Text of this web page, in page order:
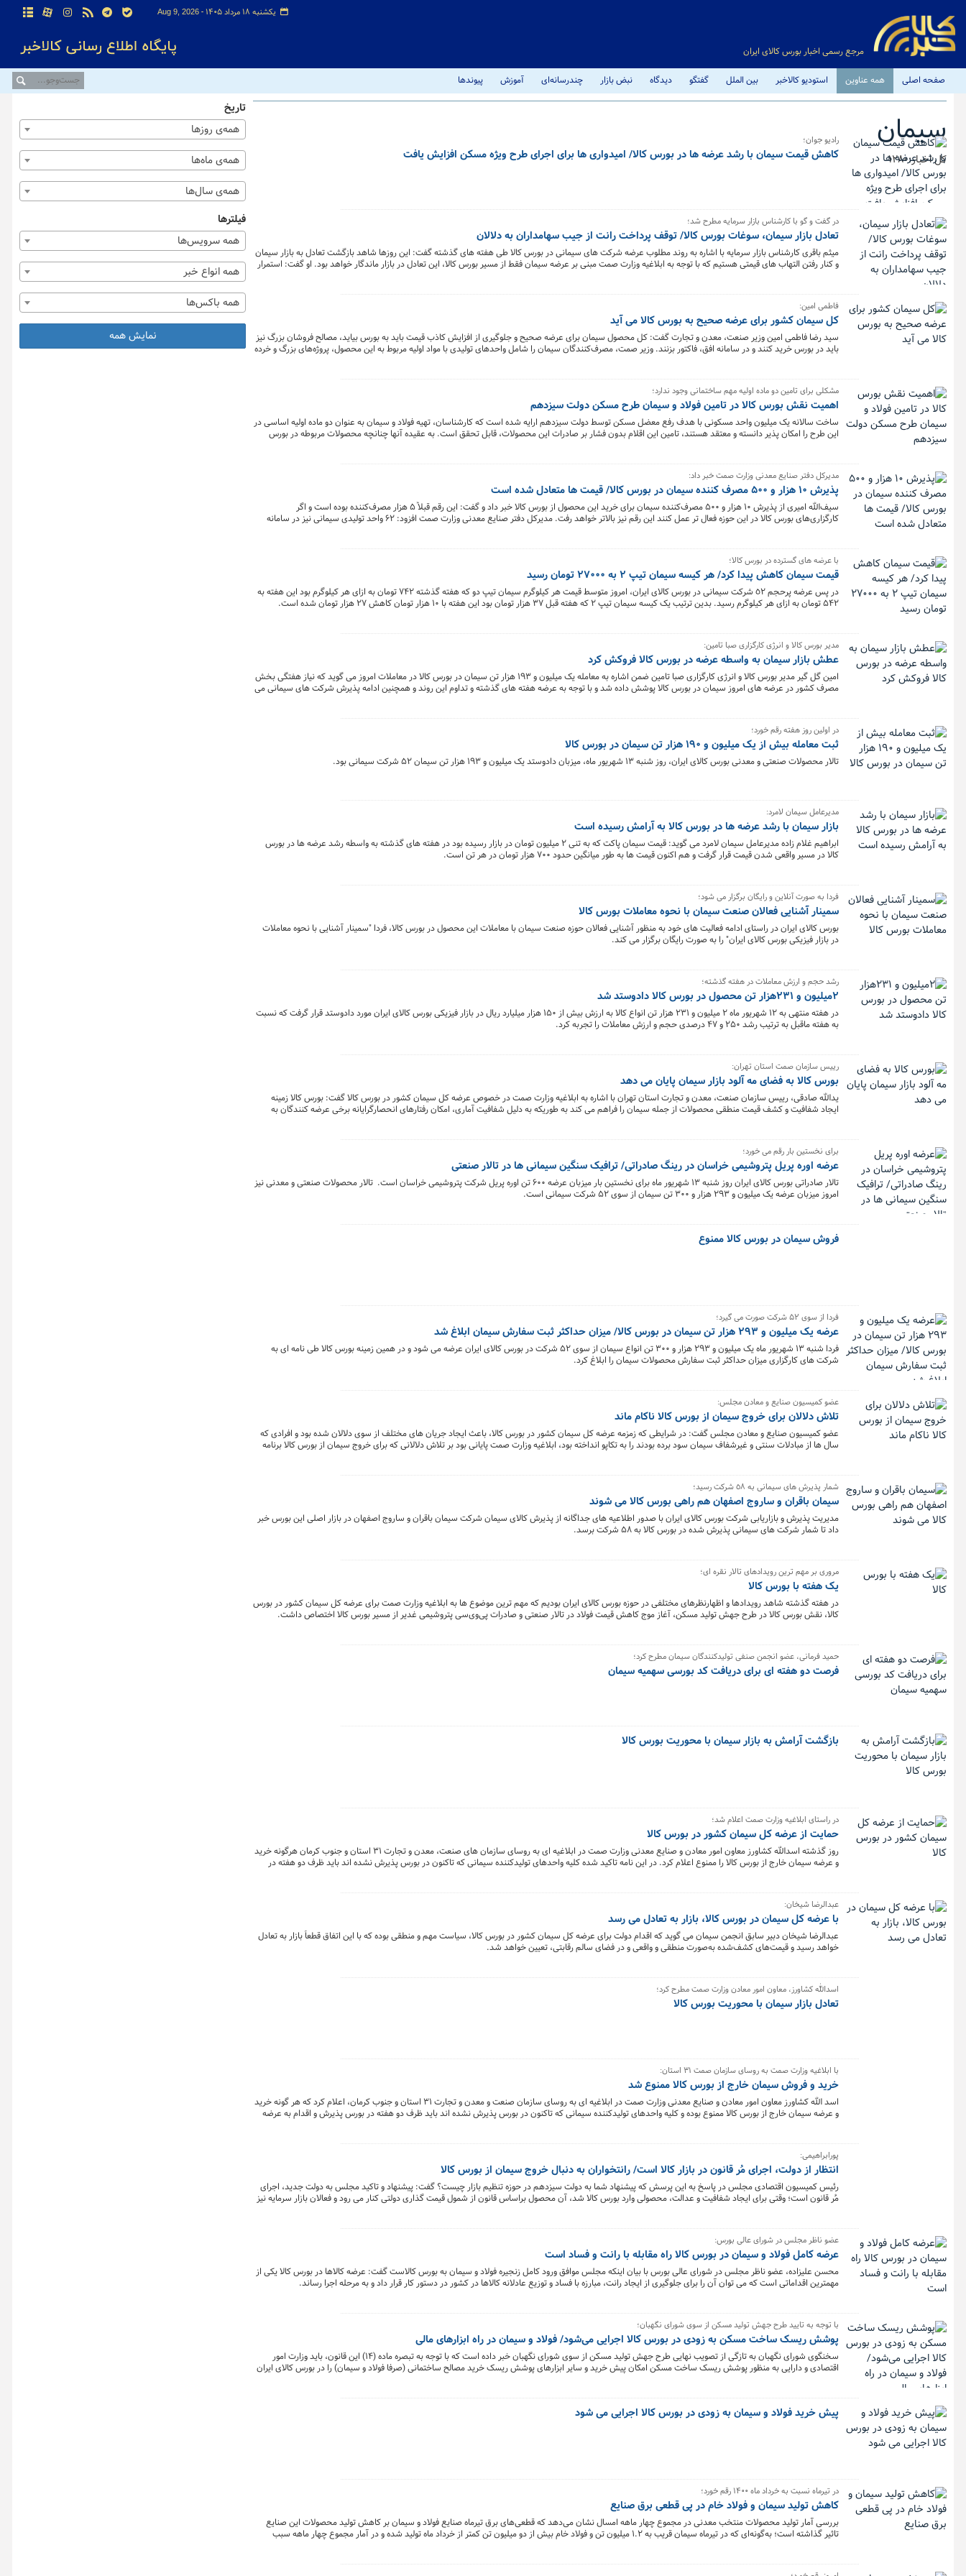
مرجع رسمی اخبار بورس کالای ایران
یکشنبه ۱۸ مرداد ۱۴۰۵ - Aug 9, 2026
صفحه اصلی همه عناوین استودیو کالاخبر بین الملل گفتگو دیدگاه نبض بازار چندرسانه‌ای آموزش پیوندها
سیمان
کل اخبار:1280
رادیو جوان؛
کاهش قیمت سیمان با رشد عرضه ها در بورس کالا/ امیدواری ها برای اجرای طرح ویژه مسکن افزایش یافت
در گفت و گو با کارشناس بازار سرمایه مطرح شد؛
تعادل بازار سیمان، سوغات بورس کالا/ توقف پرداخت رانت از جیب سهامداران به دلالان
میثم باقری کارشناس بازار سرمایه با اشاره به روند مطلوب عرضه شرکت های سیمانی در بورس کالا طی هفته های گذشته گفت: این روزها شاهد بازگشت تعادل به بازار سیمان
و کنار رفتن التهاب های قیمتی هستیم که با توجه به ابلاغیه وزارت صمت مبنی بر عرضه سیمان فقط از مسیر بورس کالا، این تعادل در بازار ماندگار خواهد بود. او گفت: استمرار
فاطمی امین:
کل سیمان کشور برای عرضه صحیح به بورس کالا می آید
سید رضا فاطمی امین وزیر صنعت، معدن و تجارت گفت: کل محصول سیمان برای عرضه صحیح و جلوگیری از افزایش کاذب قیمت باید به بورس بیاید، مصالح فروشان بزرگ نیز
باید در بورس خرید کنند و در سامانه افق، فاکتور بزنند. وزیر صمت، مصرف‌کنندگان سیمان را شامل واحدهای تولیدی با مواد اولیه مربوط به این محصول، پروژه‌های بزرگ و خرده
مشکلی برای تامین دو ماده اولیه مهم ساختمانی وجود ندارد؛
اهمیت نقش بورس کالا در تامین فولاد و سیمان طرح مسکن دولت سیزدهم
ساخت سالانه یک میلیون واحد مسکونی با هدف رفع معضل مسکن توسط دولت سیزدهم ارایه شده است که کارشناسان، تهیه فولاد و سیمان به عنوان دو ماده اولیه اساسی در
این طرح را امکان پذیر دانسته و معتقد هستند، تامین این اقلام بدون فشار بر صادرات این محصولات، قابل تحقق است. به عقیده آنها چنانچه محصولات مربوطه در بورس
مدیرکل دفتر صنایع معدنی وزارت صمت خبر داد:
پذیرش ۱۰ هزار و ۵۰۰ مصرف کننده سیمان در بورس کالا/ قیمت ها متعادل شده است
سیف‌الله امیری از پذیرش ۱۰ هزار و ۵۰۰ مصرف‌کننده سیمان برای خرید این محصول از بورس کالا خبر داد و گفت: این رقم قبلاً ۵ هزار مصرف‌کننده بوده است و اگر
کارگزاری‌های بورس کالا در این حوزه فعال تر عمل کنند این رقم نیز بالاتر خواهد رفت. مدیرکل دفتر صنایع معدنی وزارت صمت افزود: ۶۲ واحد تولیدی سیمانی نیز در سامانه
با عرضه های گسترده در بورس کالا؛
قیمت سیمان کاهش پیدا کرد/ هر کیسه سیمان تیپ ٢ به ٢٧٠٠٠ تومان رسید
در پس عرضه پرحجم ٥٢ شرکت سیمانی در بورس کالای ایران، امروز متوسط قیمت هر کیلوگرم سیمان تیپ دو که هفته گذشته ۷۴۲ تومان به ازای هر کیلوگرم بود این هفته به
۵۴۲ تومان به ازای هر کیلوگرم رسید. بدین ترتیب یک کیسه سیمان تیپ ۲ که هفته قبل ۳۷ هزار تومان بود این هفته با ۱۰ هزار تومان کاهش ۲۷ هزار تومان شده است.
مدیر بورس کالا و انرژی کارگزاری صبا تامین:
عطش بازار سیمان به واسطه عرضه در بورس کالا فروکش کرد
امین گل گیر مدیر بورس کالا و انرژی کارگزاری صبا تامین ضمن اشاره به معامله یک میلیون و ۱۹۳ هزار تن سیمان در بورس کالا در معاملات امروز می گوید که نیاز هفتگی بخش
مصرف کشور در عرضه های امروز سیمان در بورس کالا پوشش داده شد و با توجه به عرضه هفته های گذشته و تداوم این روند و همچنین ادامه پذیرش شرکت های سیمانی می
در اولین روز هفته رقم خورد؛
ثبت معامله بیش از یک میلیون و ١٩٠ هزار تن سیمان در بورس کالا
تالار محصولات صنعتی و معدنی بورس کالای ایران، روز شنبه ۱۳ شهریور ماه، میزبان دادوستد یک میلیون و ۱۹۳ هزار تن سیمان ۵۲ شرکت سیمانی بود.
مدیرعامل سیمان لامرد:
بازار سیمان با رشد عرضه ها در بورس کالا به آرامش رسیده است
ابراهیم غلام زاده مدیرعامل سیمان لامرد می گوید: قیمت سیمان پاکت که به تنی ۲ میلیون تومان در بازار رسیده بود در هفته های گذشته به واسطه رشد عرضه ها در بورس
کالا در مسیر واقعی شدن قیمت قرار گرفت و هم اکنون قیمت ها به طور میانگین حدود ۷۰۰ هزار تومان در هر تن است.
فردا به صورت آنلاین و رایگان برگزار می شود؛
سمینار آشنایی فعالان صنعت سیمان با نحوه معاملات بورس کالا
بورس کالای ایران در راستای ادامه فعالیت های خود به منظور آشنایی فعالان حوزه صنعت سیمان با معاملات این محصول در بورس کالا، فردا "سمینار آشنایی با نحوه معاملات
در بازار فیزیکی بورس کالای ایران" را به صورت رایگان برگزار می کند.
رشد حجم و ارزش معاملات در هفته گذشته؛
۲میلیون و ۲۳۱هزار تن محصول در بورس کالا دادوستد شد
در هفته منتهی به ۱۲ شهریور ماه ۲ میلیون و ۲۳۱ هزار تن انواع کالا به ارزش بیش از ۱۵۰ هزار میلیارد ریال در بازار فیزیکی بورس کالای ایران مورد دادوستد قرار گرفت که نسبت
به هفته ماقبل به ترتیب رشد ۲۵۰ و ۴۷ درصدی حجم و ارزش معاملات را تجربه کرد.
رییس سازمان صمت استان تهران:
بورس کالا به فضای مه آلود بازار سیمان پایان می دهد
یدالله صادقی، رییس سازمان صنعت، معدن و تجارت استان تهران با اشاره به ابلاغیه وزارت صمت در خصوص عرضه کل سیمان کشور در بورس کالا گفت: بورس کالا زمینه
ایجاد شفافیت و کشف قیمت منطقی محصولات از جمله سیمان را فراهم می کند به طوریکه به دلیل شفافیت آماری، امکان رفتارهای انحصارگرایانه برخی عرضه کنندگان به
برای نخستین بار رقم می خورد؛
عرضه اوره پریل پتروشیمی خراسان در رینگ صادراتی/ ترافیک سنگین سیمانی ها در تالار صنعتی
تالار صادراتی بورس کالای ایران روز شنبه ۱۳ شهریور ماه برای نخستین بار میزبان عرضه ۶۰۰ تن اوره پریل شرکت پتروشیمی خراسان است. تالار محصولات صنعتی و معدنی نیز
امروز میزبان عرضه یک میلیون و ۲۹۳ هزار و ۳۰۰ تن سیمان از سوی ۵۲ شرکت سیمانی است.
فروش سیمان در بورس کالا ممنوع
فردا از سوی ۵۲ شرکت صورت می گیرد؛
عرضه یک میلیون و ۲۹۳ هزار تن سیمان در بورس کالا/ میزان حداکثر ثبت سفارش سیمان ابلاغ شد
فردا شنبه ١٣ شهریور ماه یک میلیون و ۲۹۳ هزار و ۳۰۰ تن انواع سیمان از سوی ۵۲ شرکت در بورس کالای ایران عرضه می شود و در همین زمینه بورس کالا طی نامه ای به
شرکت های کارگزاری میزان حداکثر ثبت سفارش محصولات سیمان را ابلاغ کرد.
عضو کمیسیون صنایع و معادن مجلس:
تلاش دلالان برای خروج سیمان از بورس کالا ناکام ماند
عضو کمیسیون صنایع و معادن مجلس گفت: در شرایطی که زمزمه عرضه کل سیمان کشور در بورس کالا، باعث ایجاد جریان های مختلف از سوی دلالان شده بود و افرادی که
سال ها از مبادلات سنتی و غیرشفاف سیمان سود برده بودند را به تکاپو انداخته بود، ابلاغیه وزارت صمت پایانی بود بر تلاش دلالانی که برای خروج سیمان از بورس کالا برنامه
شمار پذیرش های سیمانی به ٥٨ شرکت رسید؛
سیمان باقران و ساروج اصفهان هم راهی بورس کالا می شوند
مدیریت پذیرش و بازاریابی شرکت بورس کالای ایران با صدور اطلاعیه های جداگانه از پذیرش کالای سیمان شرکت سیمان باقران و ساروج اصفهان در بازار اصلی این بورس خبر
داد تا شمار شرکت های سیمانی پذیرش شده در بورس کالا به ۵۸ شرکت برسد.
مروری بر مهم ترین رویدادهای تالار نقره ای؛
یک هفته با بورس کالا
در هفته گذشته شاهد رویدادها و اظهارنظرهای مختلفی در حوزه بورس کالای ایران بودیم که مهم ترین موضوع ها به ابلاغیه وزارت صمت برای عرضه کل سیمان کشور در بورس
کالا، نقش بورس کالا در طرح جهش تولید مسکن، آغاز موج کاهش قیمت فولاد در تالار صنعتی و صادرات پی‌وی‌سی پتروشیمی غدیر از مسیر بورس کالا اختصاص داشت.
حمید فرمانی، عضو انجمن صنفی تولیدکنندگان سیمان مطرح کرد؛
فرصت دو هفته ای برای دریافت کد بورسی سهمیه سیمان
بازگشت آرامش به بازار سیمان با محوریت بورس کالا
در راستای ابلاغیه وزارت صمت اعلام شد؛
حمایت از عرضه کل سیمان کشور در بورس کالا
روز گذشته اسدالله کشاورز معاون امور معادن و صنایع معدنی وزارت صمت در ابلاغیه ای به روسای سازمان های صنعت، معدن و تجارت ۳۱ استان و جنوب کرمان هرگونه خرید
و عرضه سیمان خارج از بورس کالا را ممنوع اعلام کرد. در این نامه تاکید شده کلیه واحدهای تولیدکننده سیمانی که تاکنون در بورس پذیرش نشده اند باید ظرف دو هفته در
عبدالرضا شیخان:
با عرضه کل سیمان در بورس کالا، بازار به تعادل می رسد
عبدالرضا شیخان دبیر سابق انجمن سیمان می گوید که اقدام دولت برای عرضه کل سیمان کشور در بورس کالا، سیاست مهم و منطقی بوده که با این اتفاق قطعاً بازار به تعادل
خواهد رسید و قیمت‌های کشف‌شده به‌صورت منطقی و واقعی و در فضای سالم رقابتی، تعیین خواهد شد.
اسدالله کشاورز، معاون امور معادن وزارت صمت مطرح کرد؛
تعادل بازار سیمان با محوریت بورس کالا
با ابلاغیه وزارت صمت به روسای سازمان صمت ۳۱ استان:
خرید و فروش سیمان خارج از بورس کالا ممنوع شد
اسد الله کشاورز معاون امور معادن و صنایع معدنی وزارت صمت در ابلاغیه ای به روسای سازمان صنعت و معدن و تجارت ۳۱ استان و جنوب کرمان، اعلام کرد که هر گونه خرید
و عرضه سیمان خارج از بورس کالا ممنوع بوده و کلیه واحدهای تولیدکننده سیمانی که تاکنون در بورس پذیرش نشده اند باید ظرف دو هفته در بورس پذیرش و اقدام به عرضه
پورابراهیمی:
انتظار از دولت، اجرای مُر قانون در بازار کالا است/ رانتخواران به دنبال خروج سیمان از بورس کالا
رئیس کمیسیون اقتصادی مجلس در پاسخ به این پرسش که پیشنهاد شما به دولت سیزدهم در حوزه تنظیم بازار چیست؟ گفت: پیشنهاد و تاکید مجلس به دولت جدید، اجرای
مُر قانون است؛ وقتی برای ایجاد شفافیت و عدالت، محصولی وارد بورس کالا شد، آن محصول براساس قانون از شمول قیمت گذاری دولتی کنار می رود و فعالان بازار سرمایه نیز
عضو ناظر مجلس در شورای عالی بورس:
عرضه کامل فولاد و سیمان در بورس کالا راه مقابله با رانت و فساد است
محسن علیزاده، عضو ناظر مجلس در شورای عالی بورس با بیان اینکه مجلس موافق ورود کامل زنجیره فولاد و سیمان به بورس کالاست گفت: عرضه کالاها در بورس کالا یکی از
مهمترین اقداماتی است که می توان آن را برای جلوگیری از ایجاد رانت، مبارزه با فساد و توزیع عادلانه کالاها در کشور در دستور کار قرار داد و به مرحله اجرا رساند.
با توجه به تایید طرح جهش تولید مسکن از سوی شورای نگهبان؛
پوشش ریسک ساخت مسکن به زودی در بورس کالا اجرایی می‌شود/ فولاد و سیمان در راه ابزارهای مالی
سخنگوی شورای نگهبان به تازگی از تصویب نهایی طرح جهش تولید مسکن از سوی شورای نگهبان خبر داده است که با توجه به تبصره ماده (۱۴) این قانون، باید وزارت امور
اقتصادی و دارایی به منظور پوشش ریسک ساخت مسکن امکان پیش خرید و سایر ابزارهای پوشش ریسک خرید مصالح ساختمانی (صرفا فولاد و سیمان) را در بورس کالای ایران
پیش خرید فولاد و سیمان به زودی در بورس کالا اجرایی می شود
در تیرماه نسبت به خرداد ماه ۱۴۰۰ رقم خورد؛
کاهش تولید سیمان و فولاد خام در پی قطعی‌ برق صنایع
بررسی آمار تولید محصولات منتخب معدنی در مجموع چهار ماهه امسال نشان می‌دهد که قطعی‌های برق تیرماه صنایع فولاد و سیمان بر کاهش تولید محصولات این صنایع
تاثیر گذاشته است؛ به‌گونه‌ای که در تیرماه سیمان قریب به ۱.۲ میلیون تن و فولاد خام بیش از دو میلیون تن کمتر از خرداد ماه تولید شده و در آمار مجموع چهار ماهه سبب
تاریخ
همه‌ی روزها
همه‌ی ماه‌ها
همه‌ی سال‌ها
فیلترها
همه سرویس‌ها
همه انواع خبر
همه باکس‌ها
نمایش همه